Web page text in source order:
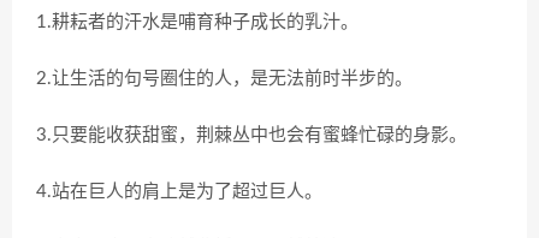
1.耕耘者的汗水是哺育种子成长的乳汁。
2.让生活的句号圈住的人，是无法前时半步的。
3.只要能收获甜蜜，荆棘丛中也会有蜜蜂忙碌的身影。
4.站在巨人的肩上是为了超过巨人。